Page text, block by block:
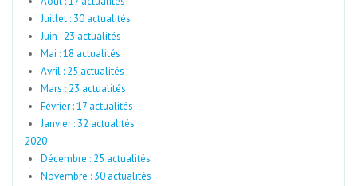
Juillet : 30 actualités
Juin : 23 actualités
Mai : 18 actualités
Avril : 25 actualités
Mars : 23 actualités
Février : 17 actualités
Janvier : 32 actualités
2020
Décembre : 25 actualités
Novembre : 30 actualités